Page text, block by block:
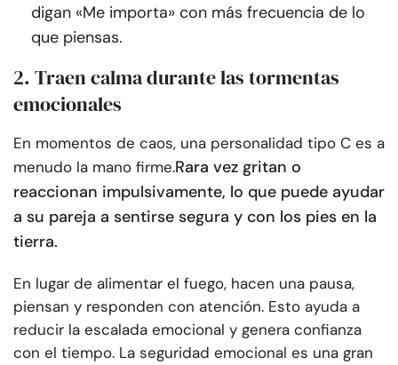
digan «Me importa» con más frecuencia de lo
que piensas.
2. Traen calma durante las tormentas
emocionales
En momentos de caos, una personalidad tipo C es a
menudo la mano firme.Rara vez gritan o
reaccionan impulsivamente, lo que puede ayudar
a su pareja a sentirse segura y con los pies en la
tierra.
En lugar de alimentar el fuego, hacen una pausa,
piensan y responden con atención. Esto ayuda a
reducir la escalada emocional y genera confianza
con el tiempo. La seguridad emocional es una gran